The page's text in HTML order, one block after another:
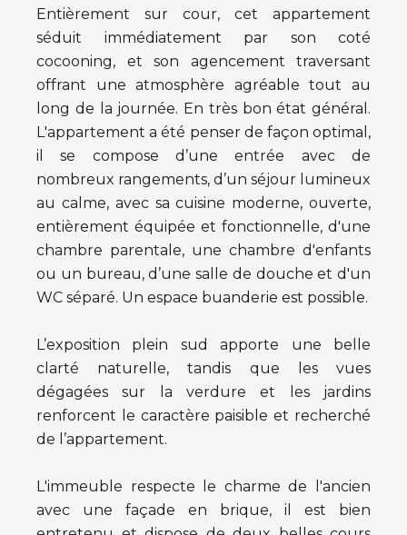
Entièrement sur cour, cet appartement
séduit immédiatement par son coté
cocooning, et son agencement traversant
offrant une atmosphère agréable tout au
long de la journée. En très bon état général.
L'appartement a été penser de façon optimal,
il se compose d’une entrée avec de
nombreux rangements, d’un séjour lumineux
au calme, avec sa cuisine moderne, ouverte,
entièrement équipée et fonctionnelle, d'une
chambre parentale, une chambre d'enfants
ou un bureau, d’une salle de douche et d'un
WC séparé. Un espace buanderie est possible.
L’exposition plein sud apporte une belle
clarté naturelle, tandis que les vues
dégagées sur la verdure et les jardins
renforcent le caractère paisible et recherché
de l’appartement.
L'immeuble respecte le charme de l'ancien
avec une façade en brique, il est bien